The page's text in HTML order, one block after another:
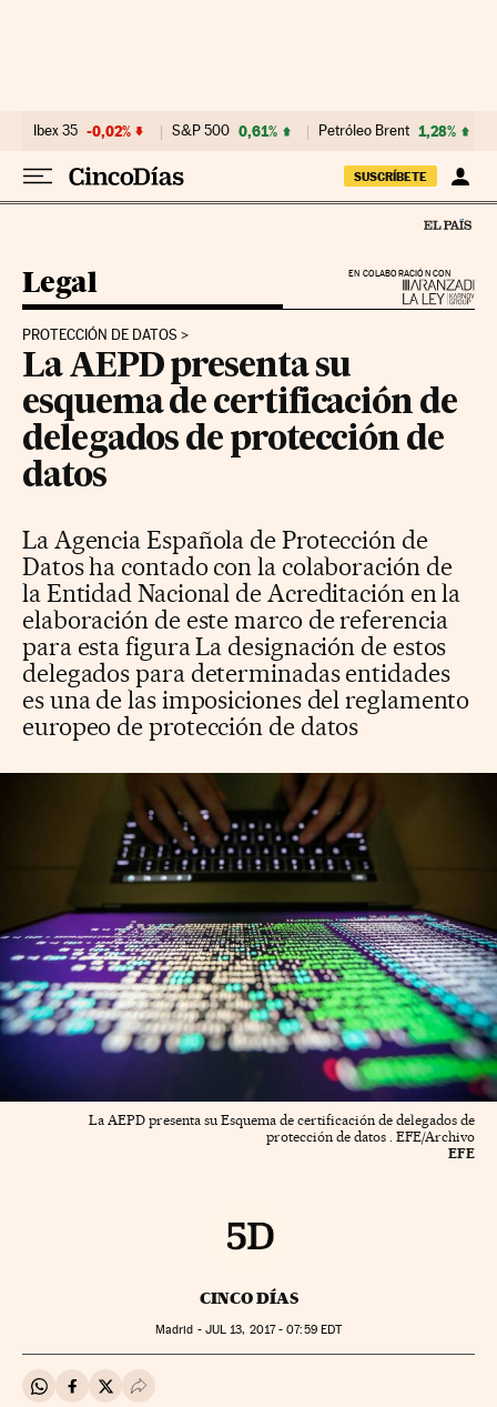
Ibex 35 -0,02% S&P 500 0,61% Petróleo Brent 1,28%
SUSCRÍBETE
EN COLABORACIÓN CON
Legal
PROTECCIÓN DE DATOS
La AEPD presenta su
esquema de certificación de
delegados de protección de
datos
La Agencia Española de Protección de
Datos ha contado con la colaboración de
la Entidad Nacional de Acreditación en la
elaboración de este marco de referencia
para esta figura La designación de estos
delegados para determinadas entidades
es una de las imposiciones del reglamento
europeo de protección de datos
La AEPD presenta su Esquema de certificación de delegados de
protección de datos . EFE/Archivo
EFE
CINCO DÍAS
Madrid - JUL 13, 2017 - 07:59EDT
Compartir en Whatsapp
Compartir en Facebook
Compartir en Twitter
Desplegar Redes Sociales